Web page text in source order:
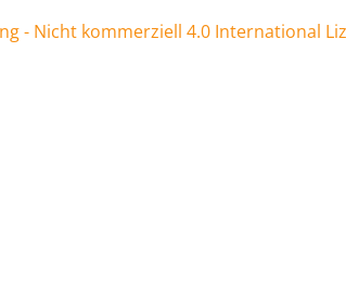
- Nicht kommerziell 4.0 International